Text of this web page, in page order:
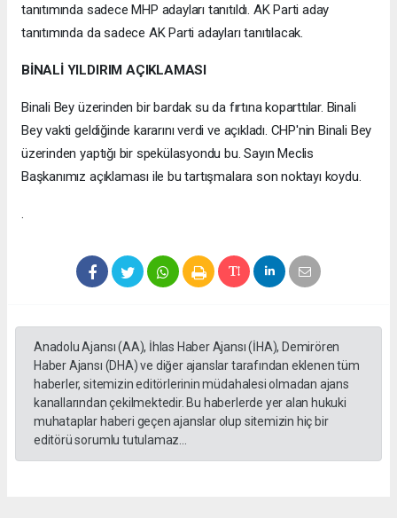
tanıtımında sadece MHP adayları tanıtıldı. AK Parti aday
tanıtımında da sadece AK Parti adayları tanıtılacak.
BİNALİ YILDIRIM AÇIKLAMASI
Binali Bey üzerinden bir bardak su da fırtına koparttılar. Binali
Bey vakti geldiğinde kararını verdi ve açıkladı. CHP'nin Binali Bey
üzerinden yaptığı bir spekülasyondu bu. Sayın Meclis
Başkanımız açıklaması ile bu tartışmalara son noktayı koydu.
.
Anadolu Ajansı (AA), İhlas Haber Ajansı (İHA), Demirören
Haber Ajansı (DHA) ve diğer ajanslar tarafından eklenen tüm
haberler, sitemizin editörlerinin müdahalesi olmadan ajans
kanallarından çekilmektedir. Bu haberlerde yer alan hukuki
muhataplar haberi geçen ajanslar olup sitemizin hiç bir
editörü sorumlu tutulamaz...